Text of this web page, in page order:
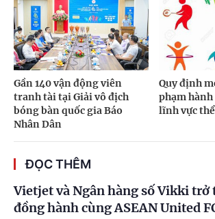
Gần 140 vận động viên
tranh tài tại Giải vô địch
bóng bàn quốc gia Báo
Nhân Dân
Quy định
phạm
lĩnh vực
ĐỌC THÊM
Vietjet và Ngân hàng số Vikki trở
đồng hành cùng ASEAN United